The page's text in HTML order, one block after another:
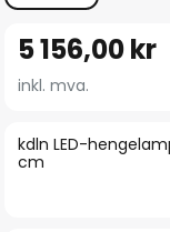
begynnelsen
bildegalleri
kdln LED-
cm
5 156,00 kr
inkl. mva.